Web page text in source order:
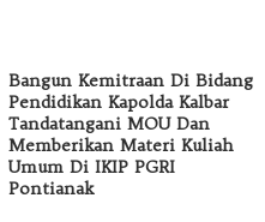
Bangun Kemitraan Di Bidang
Pendidikan Kapolda Kalbar
Tandatangani MOU Dan
Memberikan Materi Kuliah
Umum Di IKIP PGRI
Pontianak